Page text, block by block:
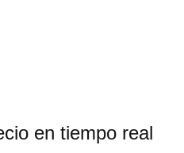
en tiempo real